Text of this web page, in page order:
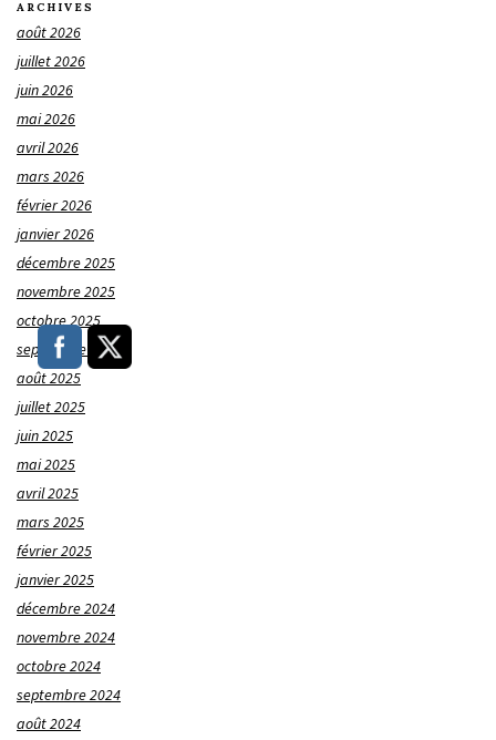
ARCHIVES
août 2026
juillet 2026
juin 2026
mai 2026
avril 2026
mars 2026
février 2026
janvier 2026
décembre 2025
novembre 2025
octobre 2025
septembre 2025
août 2025
juillet 2025
juin 2025
mai 2025
avril 2025
mars 2025
février 2025
janvier 2025
décembre 2024
novembre 2024
octobre 2024
septembre 2024
août 2024